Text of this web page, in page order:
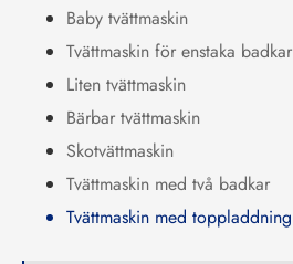
Baby tvättmaskin
Tvättmaskin för enstaka badkar
Liten tvättmaskin
Bärbar tvättmaskin
Skotvättmaskin
Tvättmaskin med två badkar
Tvättmaskin med toppladdning